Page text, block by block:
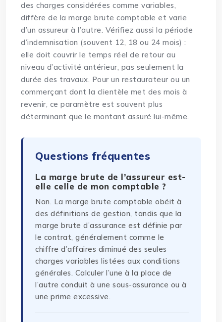
des charges considérées comme variables,
diffère de la marge brute comptable et varie
d’un assureur à l’autre. Vérifiez aussi la période
d’indemnisation (souvent 12, 18 ou 24 mois) :
elle doit couvrir le temps réel de retour au
niveau d’activité antérieur, pas seulement la
durée des travaux. Pour un restaurateur ou un
commerçant dont la clientèle met des mois à
revenir, ce paramètre est souvent plus
déterminant que le montant assuré lui-même.
Questions fréquentes
La marge brute de l’assureur est-
elle celle de mon comptable ?
Non. La marge brute comptable obéit à
des définitions de gestion, tandis que la
marge brute d’assurance est définie par
le contrat, généralement comme le
chiffre d’affaires diminué des seules
charges variables listées aux conditions
générales. Calculer l’une à la place de
l’autre conduit à une sous-assurance ou à
une prime excessive.